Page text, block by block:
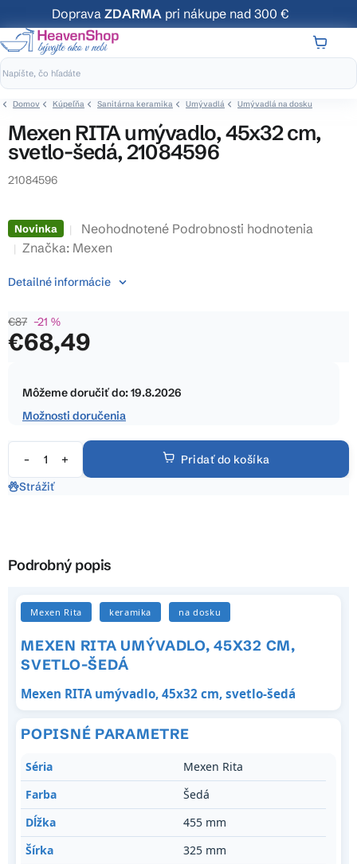
na
obsah
Doprava ZDARMA pri nákupe nad 300 €
Domov Kúpeľňa Sanitárna keramika Umývadlá Umývadlá na dosku
Mexen RITA umývadlo, 45x32 cm,
svetlo-šedá, 21084596
21084596
Novinka
Priemerné
hodnotenie
je
5
Neohodnotené Podrobnosti hodnotenia
Značka: Mexen
€87 –21 %
€68,49
cena:
Môžeme doručiť do:19.8.2026
Možnosti doručenia
Pridať do košíka
Detailné informácie
Strážiť
Podrobný popis
Mexen Rita keramika na dosku
MEXEN RITA UMÝVADLO, 45X32 CM,
SVETLO-ŠEDÁ
Mexen RITA umývadlo, 45x32 cm, svetlo-šedá
POPISNÉ PARAMETRE
Séria
Mexen Rita
Farba
Šedá
Dĺžka
455 mm
Šírka
325 mm